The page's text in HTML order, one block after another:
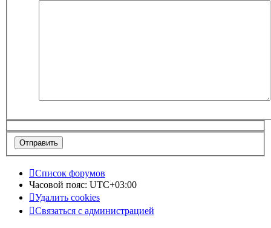
Список форумов
Часовой пояс: UTC+03:00
Удалить cookies
Связаться с администрацией